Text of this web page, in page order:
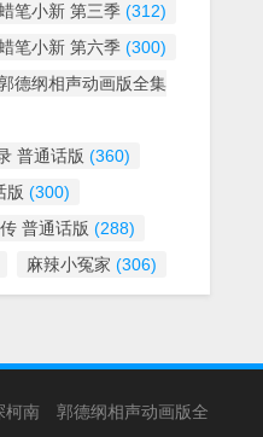
笔小新 第三季 (312)
笔小新 第六季 (300)
德纲相声动画版全集
普通话版 (360)
版 (300)
普通话版 (288)
麻辣小冤家 (306)
柯南
郭德纲相声动画版全